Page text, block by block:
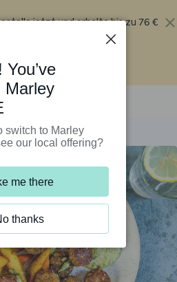
jetzt und erhalte bis zu 76 €
ersten fünf Boxen
Marley
switch to Marley
our local offering?
me there
thanks